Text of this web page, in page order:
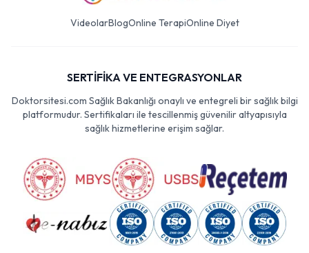
VideolarBlogOnline TerapiOnline Diyet
SERTİFİKA VE ENTEGRASYONLAR
Doktorsitesi.com Sağlık Bakanlığı onaylı ve entegreli bir sağlık bilgi
platformudur. Sertifikaları ile tescillenmiş güvenilir altyapısıyla
sağlık hizmetlerine erişim sağlar.